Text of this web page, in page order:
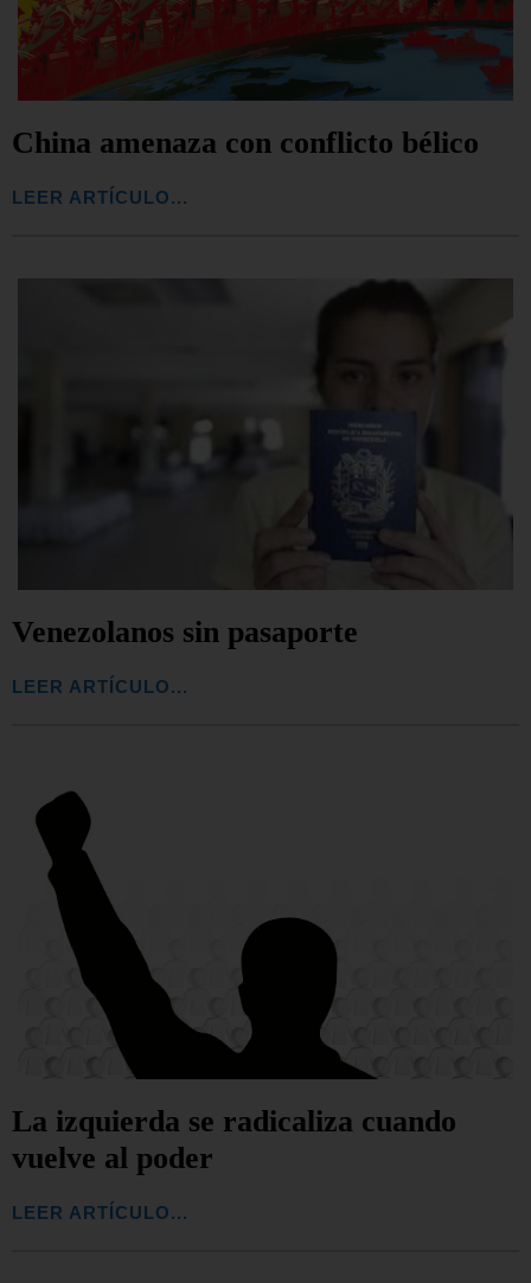
China amenaza con conflicto bélico
LEER ARTÍCULO...
Venezolanos sin pasaporte
LEER ARTÍCULO...
La izquierda se radicaliza cuando
vuelve al poder
LEER ARTÍCULO...